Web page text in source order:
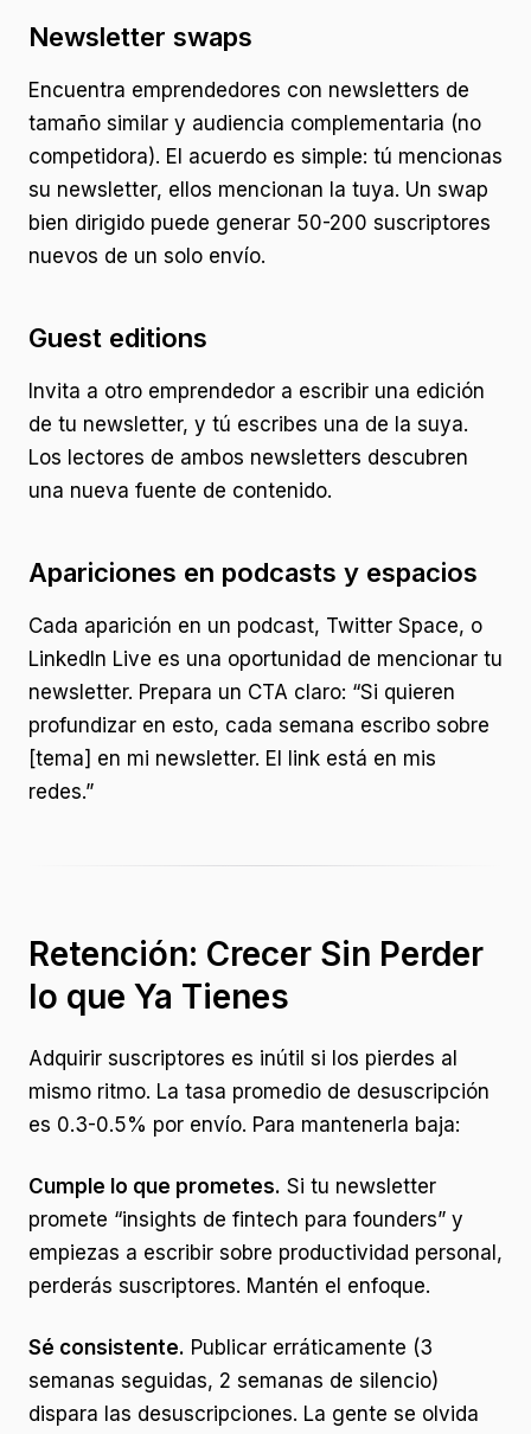
Newsletter swaps
Encuentra emprendedores con newsletters de
tamaño similar y audiencia complementaria (no
competidora). El acuerdo es simple: tú mencionas
su newsletter, ellos mencionan la tuya. Un swap
bien dirigido puede generar 50-200 suscriptores
nuevos de un solo envío.
Guest editions
Invita a otro emprendedor a escribir una edición
de tu newsletter, y tú escribes una de la suya.
Los lectores de ambos newsletters descubren
una nueva fuente de contenido.
Apariciones en podcasts y espacios
Cada aparición en un podcast, Twitter Space, o
LinkedIn Live es una oportunidad de mencionar tu
newsletter. Prepara un CTA claro: “Si quieren
profundizar en esto, cada semana escribo sobre
[tema] en mi newsletter. El link está en mis
redes.”
Retención: Crecer Sin Perder
lo que Ya Tienes
Adquirir suscriptores es inútil si los pierdes al
mismo ritmo. La tasa promedio de desuscripción
es 0.3-0.5% por envío. Para mantenerla baja:
Cumple lo que prometes. Si tu newsletter
promete “insights de fintech para founders” y
empiezas a escribir sobre productividad personal,
perderás suscriptores. Mantén el enfoque.
Sé consistente. Publicar erráticamente (3
semanas seguidas, 2 semanas de silencio)
dispara las desuscripciones. La gente se olvida